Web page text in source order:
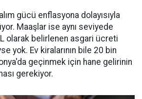
gücü enflasyona dolayısıyla
Maaşlar ise aynı seviyede
olarak belirlenen asgari ücreti
yok. Ev kiralarının bile 20 bin
geçinmek için hane gelirinin
gerekiyor.